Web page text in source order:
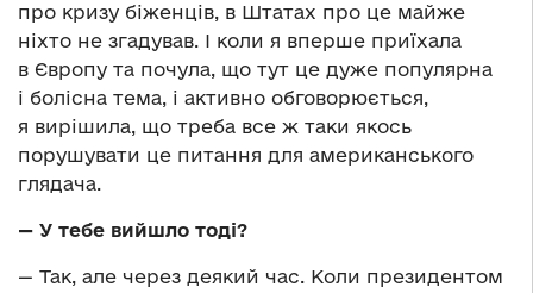
про кризу біженців, в Штатах про це майже
ніхто не згадував. І коли я вперше приїхала
в Європу та почула, що тут це дуже популярна
і болісна тема, і активно обговорюється,
я вирішила, що треба все ж таки якось
порушувати це питання для американського
глядача.
— У тебе вийшло тоді?
— Так, але через деякий час. Коли президентом